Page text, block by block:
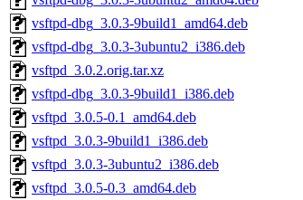
vsftpd-dbg_3.0.3-9build1_amd64.deb
vsftpd-dbg_3.0.3-3ubuntu2_i386.deb
vsftpd_3.0.2.orig.tar.xz
vsftpd-dbg_3.0.3-9build1_i386.deb
vsftpd_3.0.5-0.1_amd64.deb
vsftpd_3.0.3-9build1_i386.deb
vsftpd_3.0.3-3ubuntu2_i386.deb
vsftpd_3.0.5-0.3_amd64.deb